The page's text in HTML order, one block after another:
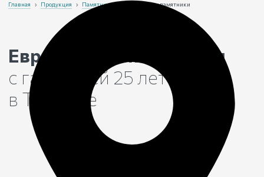
Главная › Продукция › Памятники › Европейские памятники
Европейские памятники
с гарантией 25 лет
в Тамбове